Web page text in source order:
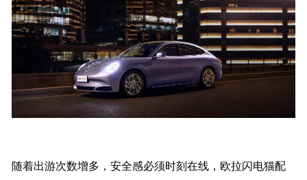
随着出游次数增多，安全感必须时刻在线，欧拉闪电猫配